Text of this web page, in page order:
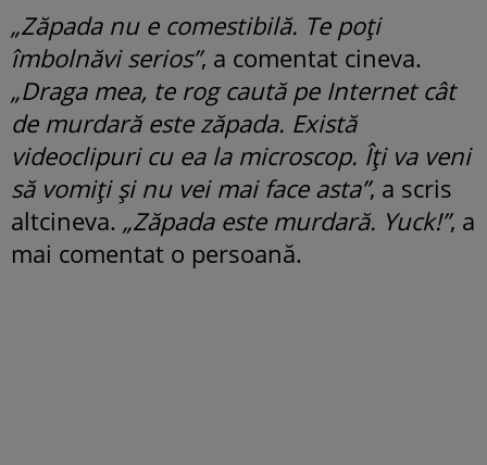
„Zăpada nu e comestibilă. Te poți
îmbolnăvi serios”, a comentat cineva.
„Draga mea, te rog caută pe Internet cât
de murdară este zăpada. Există
videoclipuri cu ea la microscop. Îți va veni
să vomiți și nu vei mai face asta”, a scris
altcineva. „Zăpada este murdară. Yuck!”, a
mai comentat o persoană.